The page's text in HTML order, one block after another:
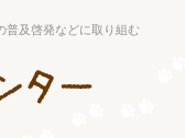
普及啓発などに取り組む